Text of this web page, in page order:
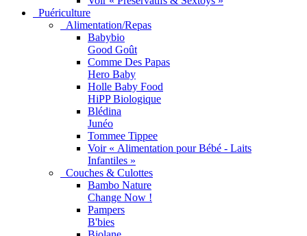
Puériculture
Alimentation/Repas
Babybio
Good Goût
Comme Des Papas
Hero Baby
Holle Baby Food
HiPP Biologique
Blédina
Junéo
Tommee Tippee
Voir « Alimentation pour Bébé - Laits
Infantiles »
Couches & Culottes
Bambo Nature
Change Now !
Pampers
B'bies